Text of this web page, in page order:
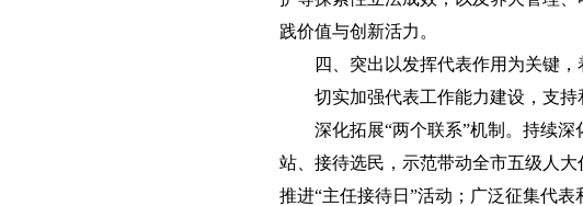
践价值与创新活力。
四、突出以发挥代表作用为关键
切实加强代表工作能力建设，支
深化拓展“两个联系”机制。持续
站、接待选民，示范带动全市五级人
推进“主任接待日”活动；广泛征集代